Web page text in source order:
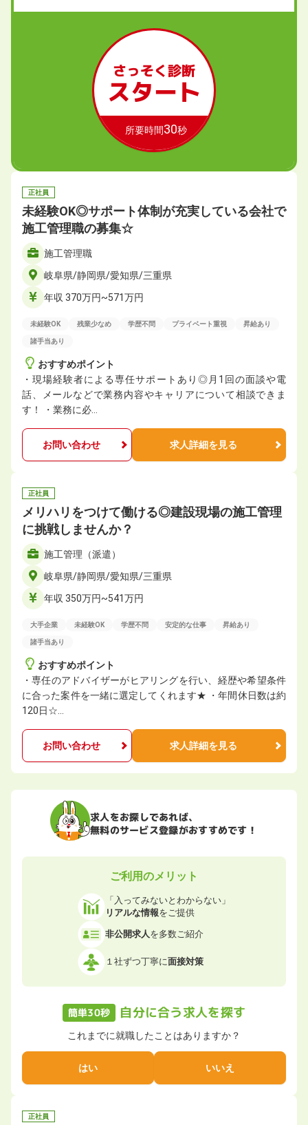
さっそく診断
スタート
所要時間30秒
正社員
未経験OK◎サポート体制が充実している会社で
施工管理職の募集☆
施工管理職
岐阜県/静岡県/愛知県/三重県
年収 370万円~571万円
未経験OK 残業少なめ 学歴不問 プライベート重視 昇給あり
諸手当あり
おすすめポイント
・現場経験者による専任サポートあり◎月1回の面談や電
話、メールなどで業務内容やキャリアについて相談できま
す！ ・業務に必…
お問い合わせ 求人詳細を見る
正社員
メリハリをつけて働ける◎建設現場の施工管理
に挑戦しませんか？
施工管理（派遣）
岐阜県/静岡県/愛知県/三重県
年収 350万円~541万円
大手企業 未経験OK 学歴不問 安定的な仕事 昇給あり
諸手当あり
おすすめポイント
・専任のアドバイザーがヒアリングを行い、経歴や希望条件
に合った案件を一緒に選定してくれます★ ・年間休日数は約
120日☆…
お問い合わせ 求人詳細を見る
求人をお探しであれば、
無料のサービス登録がおすすめです！
ご利用のメリット
「入ってみないとわからない」
リアルな情報をご提供
非公開求人を多数ご紹介
１社ずつ丁寧に面接対策
簡単30秒 自分に合う求人を探す
これまでに就職したことはありますか？
はい いいえ
正社員